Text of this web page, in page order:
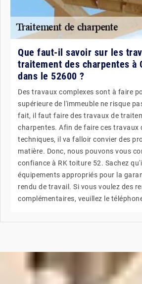
Que faut-il savoir sur les
traitement des charpentes à
dans le 52600 ?
Des travaux complexes sont à faire
supérieure de l'immeuble ne risque
fait, il faut faire des travaux de
charpentes. Afin de faire ces travaux
techniques, il va falloir convier des
matière. Donc, nous pouvons vous
confiance à RK toiture 52. Sachez
équipements appropriés pour la
rendu de travail. Si vous voulez des
complémentaires, veuillez le